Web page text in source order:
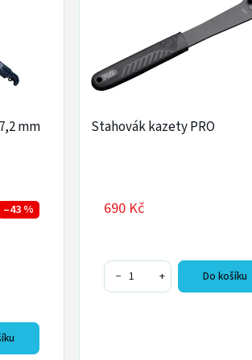
mm
–43 %
Stahovák kazety PRO
690 Kč
− + Do košíku